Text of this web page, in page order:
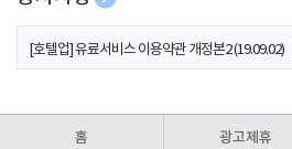
[호텔업] 개인정보 처리방침 개정본1 (19.09.02)
[호텔업] 유료서비스 이용약관 개정본2 (19.09.02)
홈 광고제휴